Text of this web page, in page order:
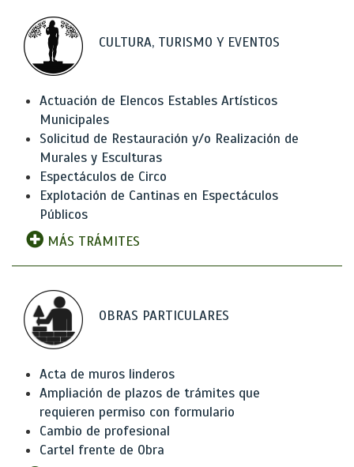
CULTURA, TURISMO Y EVENTOS
Actuación de Elencos Estables Artísticos
Municipales
Solicitud de Restauración y/o Realización de
Murales y Esculturas
Espectáculos de Circo
Explotación de Cantinas en Espectáculos
Públicos
MÁS TRÁMITES
OBRAS PARTICULARES
Acta de muros linderos
Ampliación de plazos de trámites que
requieren permiso con formulario
Cambio de profesional
Cartel frente de Obra